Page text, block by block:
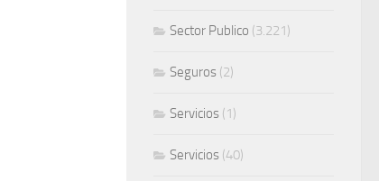
Sector Publico (3.221)
Seguros (2)
Servicios (1)
Servicios (40)